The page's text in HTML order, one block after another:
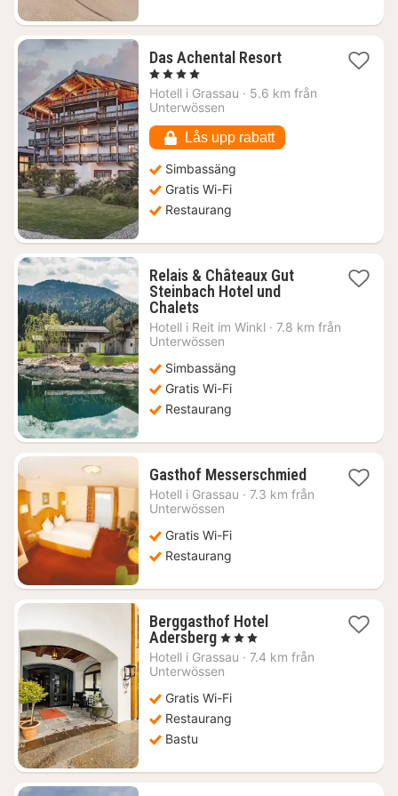
Das Achental Resort1
från
, 4 Stjärnor
Hotell i Grassau · 5.6 km från
Unterwössen
Lås upp rabatt
Simbassäng
Gratis Wi-Fi
Restaurang
Relais & Châteaux Gut
Steinbach Hotel und
Chalets1
natt
från
kr.
Hotell i Reit im Winkl · 7.8 km från
Unterwössen
Simbassäng
Gratis Wi-Fi
Restaurang
Gasthof Messerschmied1
natt
Hotell i Grassau · 7.3 km från
Unterwössen
Gratis Wi-Fi
Restaurang
Berggasthof Hotel
Adersberg1
natt
från
kr.
, 3 Stjärnor
Hotell i Grassau · 7.4 km från
Unterwössen
Gratis Wi-Fi
Restaurang
Bastu